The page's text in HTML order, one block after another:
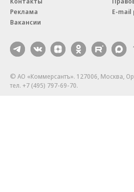
Реклама
Вакансии
E-mail
© АО «Коммерсантъ». 127006, Москва,
тел. +7 (495) 797-69-70.